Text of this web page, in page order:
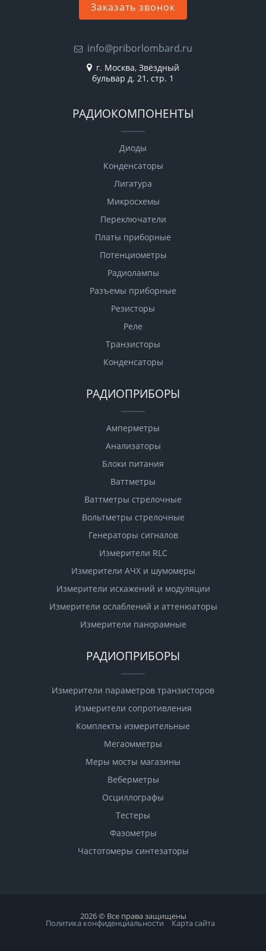
Заказать звонок
info@priborlombard.ru
г. Москва, Звёздный
бульвар д. 21, стр. 1
РАДИОКОМПОНЕНТЫ
Диоды
Конденсаторы
Лигатура
Микросхемы
Переключатели
Платы приборные
Потенциометры
Радиолампы
Разъемы приборные
Резисторы
Реле
Транзисторы
Конденсаторы
РАДИОПРИБОРЫ
Амперметры
Анализаторы
Блоки питания
Ваттметры
Ваттметры стрелочные
Вольтметры стрелочные
Генераторы сигналов
Измерители RLC
Измерители АЧХ и шумомеры
Измерители искажений и модуляции
Измерители ослаблений и аттенюаторы
Измерители панорамные
РАДИОПРИБОРЫ
Измерители параметров транзисторов
Измерители сопротивления
Комплекты измерительные
Мегаомметры
Меры мосты магазины
Веберметры
Осциллографы
Тестеры
Фазометры
Чаcтотомеры синтезаторы
2026 © Все права защищены
Политика конфиденциальности Карта сайта